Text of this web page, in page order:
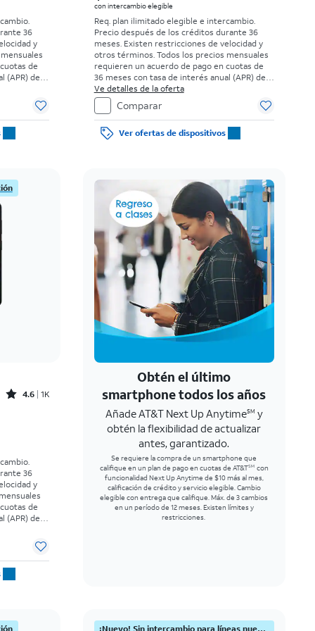
36
y
de
(APR) del
y
sobre
momento
con intercambio elegible
Req. plan ilimitado elegible e intercambio.
Precio después de los créditos durante 36
meses. Existen restricciones de velocidad y
otros términos. Todos los precios mensuales
requieren un acuerdo de pago en cuotas de
36 meses con tasa de interés anual (APR) del
0%. Sin cargo inicial para clientes elegibles y
con buenos antecedentes. El impuesto sobre
el precio de venta normal se paga al momento
de la compra. Existen restricciones.
Ve detalles de la oferta
Comparar
Ver ofertas de dispositivos
Rated4.6out of 5 stars with1541reviews
4.6 1K
36
y
de
(APR) del
y
sobre
momento
Obtén el último
smartphone todos los años
Añade AT&T Next Up AnytimeSM y
obtén la flexibilidad de actualizar
antes, garantizado.
Se requiere la compra de un smartphone que
califique en un plan de pago en cuotas de AT&TSM con
funcionalidad Next Up Anytime de $10 más al mes,
calificación de crédito y servicio elegible. Cambio
elegible con entrega que califique. Máx. de 3 cambios
en un período de 12 meses. Existen límites y
restricciones.
¡Nuevo! Sin intercambio para líneas nuevas.